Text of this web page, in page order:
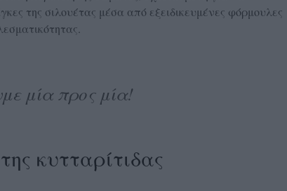
της σιλουέτας μέσα από εξειδικευμένες φόρμουλες
μία προς μία!
κυτταρίτιδας